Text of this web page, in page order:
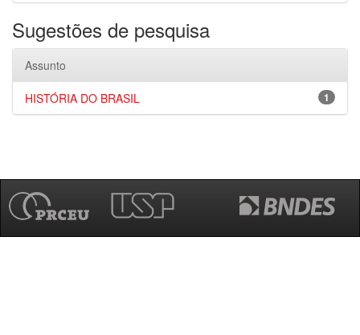
Sugestões de pesquisa
Assunto
1
HISTÓRIA DO BRASIL